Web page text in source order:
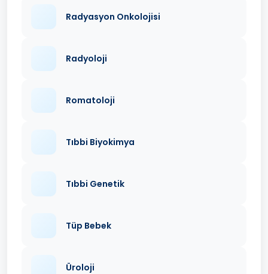
Radyasyon Onkolojisi
Radyoloji
Romatoloji
Tıbbi Biyokimya
Tıbbi Genetik
Tüp Bebek
Üroloji